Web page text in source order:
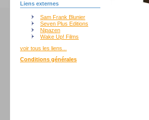
Liens externes
Sam Frank Blunier
Seven Plus Editions
Nipazen
Wake Up! Films
voir tous les liens...
Conditions générales